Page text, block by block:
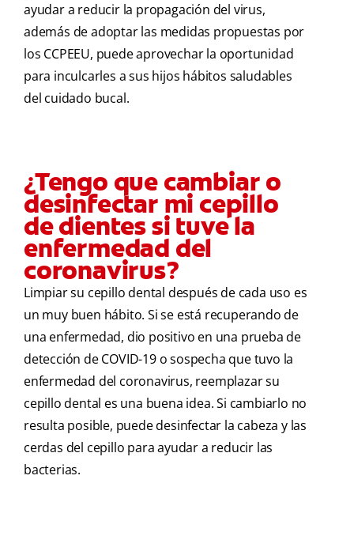
ayudar a reducir la propagación del virus,
además de adoptar las medidas propuestas por
los CCPEEU, puede aprovechar la oportunidad
para inculcarles a sus hijos hábitos saludables
del cuidado bucal.
¿Tengo que cambiar o
desinfectar mi cepillo
de dientes si tuve la
enfermedad del
coronavirus?
Limpiar su cepillo dental después de cada uso es
un muy buen hábito. Si se está recuperando de
una enfermedad, dio positivo en una prueba de
detección de COVID-19 o sospecha que tuvo la
enfermedad del coronavirus, reemplazar su
cepillo dental es una buena idea. Si cambiarlo no
resulta posible, puede desinfectar la cabeza y las
cerdas del cepillo para ayudar a reducir las
bacterias.